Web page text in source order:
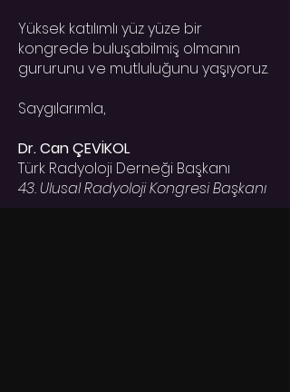
Yüksek katılımlı yüz yüze bir
kongrede buluşabilmiş olmanın
gururunu ve mutluluğunu yaşıyoruz.
Saygılarımla,
Dr. Can ÇEVİKOL
Türk Radyoloji Derneği Başkanı
43. Ulusal Radyoloji Kongresi Başkanı